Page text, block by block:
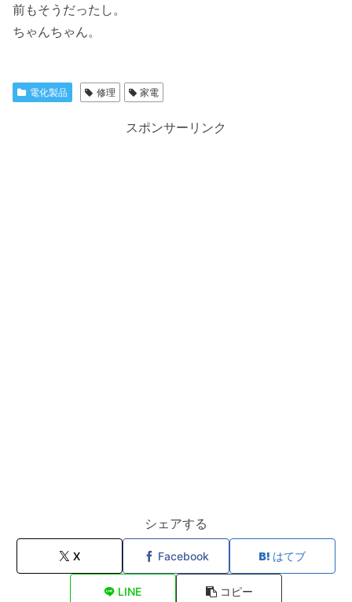
前もそうだったし。
ちゃんちゃん。
電化製品 修理 家電
スポンサーリンク
シェアする
X Facebook はてブ
LINE コピー